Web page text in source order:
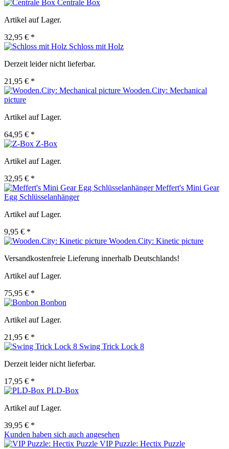
Centrale Box
Artikel auf Lager.
32,95 € *
Schloss mit Holz
Derzeit leider nicht lieferbar.
21,95 € *
Wooden.City: Mechanical
picture
Artikel auf Lager.
64,95 € *
Z-Box
Artikel auf Lager.
32,95 € *
Meffert's Mini Gear
Egg Schlüsselanhänger
Artikel auf Lager.
9,95 € *
Wooden.City: Kinetic picture
Versandkostenfreie Lieferung innerhalb Deutschlands!
Artikel auf Lager.
75,95 € *
Bonbon
Artikel auf Lager.
21,95 € *
Swing Trick Lock 8
Derzeit leider nicht lieferbar.
17,95 € *
PLD-Box
Artikel auf Lager.
39,95 € *
Kunden haben sich auch angesehen
VIP Puzzle: Hectix Puzzle